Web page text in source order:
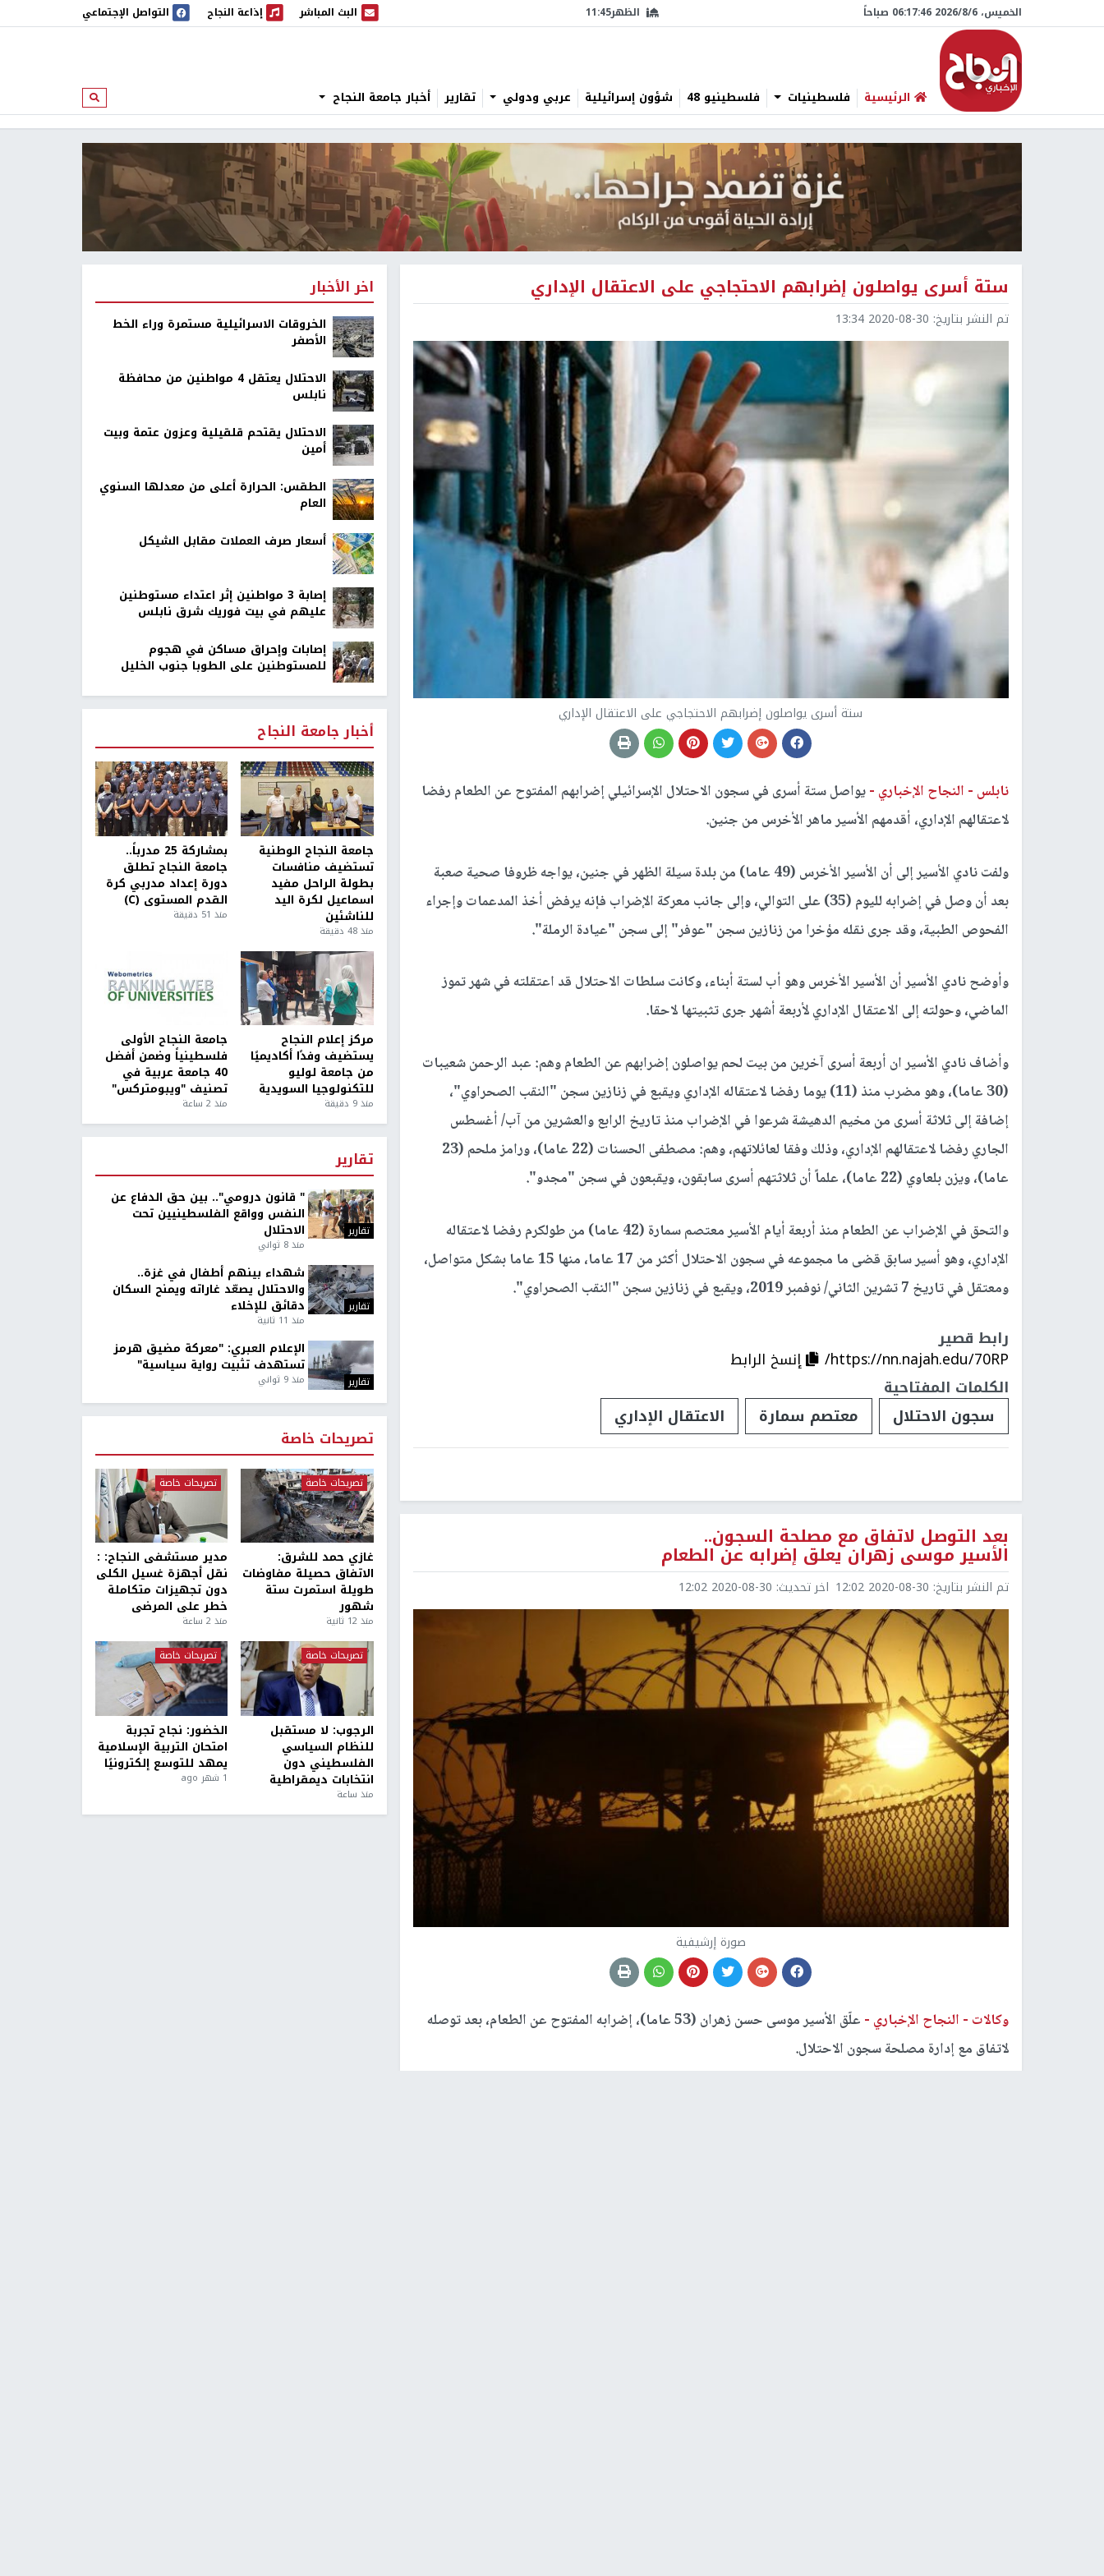
الخميس، 6/‏8/‏2026 06:17:47 صباحاً الظهر11:45 البث المباشر
البث المباشر إذاعة النجاح
إذاعة النجاح التواصل الإجتماعي
الرئيسية فلسطينيات فلسطينيو 48 شؤون إسرائيلية عربي ودولي تقارير أخبار جامعة النجاح ابحث
ستة أسرى يواصلون إضرابهم الاحتجاجي على الاعتقال الإداري
تم النشر بتاريخ: 2020-08-30 13:34
ستة أسرى يواصلون إضرابهم الاحتجاجي على الاعتقال الإداري
نابلس - النجاح الإخباري -يواصل ستة أسرى في سجون الاحتلال الإسرائيلي إضرابهم المفتوح عن الطعام رفضا
لاعتقالهم الإداري، أقدمهم الأسير ماهر الأخرس من جنين.
ولفت نادي الأسير إلى أن الأسير الأخرس (49 عاما) من بلدة سيلة الظهر في جنين، يواجه ظروفا صحية صعبة
بعد أن وصل في إضرابه لليوم (35) على التوالي، وإلى جانب معركة الإضراب فإنه يرفض أخذ المدعمات وإجراء
الفحوص الطبية، وقد جرى نقله مؤخرا من زنازين سجن "عوفر" إلى سجن "عيادة الرملة".
وأوضح نادي الأسير أن الأسير الأخرس وهو أب لستة أبناء، وكانت سلطات الاحتلال قد اعتقلته في شهر تموز
الماضي، وحولته إلى الاعتقال الإداري لأربعة أشهر جرى تثبيتها لاحقا.
وأضاف نادي الأسير ان أربعة أسرى آخرين من بيت لحم يواصلون إضرابهم عن الطعام وهم: عبد الرحمن شعيبات
(30 عاما)، وهو مضرب منذ (11) يوما رفضا لاعتقاله الإداري ويقبع في زنازين سجن "النقب الصحراوي"،
إضافة إلى ثلاثة أسرى من مخيم الدهيشة شرعوا في الإضراب منذ تاريخ الرابع والعشرين من آب/ أغسطس
الجاري رفضا لاعتقالهم الإداري، وذلك وفقا لعائلاتهم، وهم: مصطفى الحسنات (22 عاما)، ورامز ملحم (23
عاما)، ويزن بلعاوي (22 عاما)، علماً أن ثلاثتهم أسرى سابقون، ويقبعون في سجن "مجدو".
والتحق في الإضراب عن الطعام منذ أربعة أيام الأسير معتصم سمارة (42 عاما) من طولكرم رفضا لاعتقاله
الإداري، وهو أسير سابق قضى ما مجموعه في سجون الاحتلال أكثر من 17 عاما، منها 15 عاما بشكل متواصل،
ومعتقل في تاريخ 7 تشرين الثاني/ نوفمبر 2019، ويقبع في زنازين سجن "النقب الصحراوي".
رابط قصير
https://nn.najah.edu/70RP/
إنسخ الرابط
الكلمات المفتاحية
سجون الاحتلال
معتصم سمارة الاعتقال الإداري
بعد التوصل لاتفاق مع مصلحة السجون..
الأسير موسى زهران يعلق إضرابه عن الطعام
تم النشر بتاريخ: 2020-08-30 12:02 اخر تحديث: 2020-08-30 12:02
صورة إرشيفية
وكالات - النجاح الإخباري -
علّق الأسير موسى حسن زهران (53 عاما)، إضرابه المفتوح عن الطعام، بعد توصله
لاتفاق مع إدارة مصلحة سجون الاحتلال.
اخر الأخبار
الخروقات الاسرائيلية مستمرة وراء الخط
الأصفر
الاحتلال يعتقل 4 مواطنين من محافظة
نابلس
الاحتلال يقتحم قلقيلية وعزون عتمة وبيت
أمين
الطقس: الحرارة أعلى من معدلها السنوي
العام
أسعار صرف العملات مقابل الشيكل
إصابة 3 مواطنين إثر اعتداء مستوطنين
عليهم في بيت فوريك شرق نابلس
إصابات وإحراق مساكن في هجوم
للمستوطنين على الطوبا جنوب الخليل
أخبار جامعة النجاح
جامعة النجاح الوطنية
تستضيف منافسات
بطولة الراحل مفيد
اسماعيل لكرة اليد
للناشئين
منذ 48 دقيقة
بمشاركة 25 مدرباً..
جامعة النجاح تطلق
دورة إعداد مدربي كرة
القدم المستوى (C)
منذ 51 دقيقة
مركز إعلام النجاح
يستضيف وفدًا أكاديميًا
من جامعة لوليو
للتكنولوجيا السويدية
منذ 9 دقيقة
جامعة النجاح الأولى
فلسطينياً وضمن أفضل
40 جامعة عربية في
تصنيف "ويبومتركس"
منذ 2 ساعة
تقارير
تقارير
" قانون درومي".. بين حق الدفاع عن
النفس وواقع الفلسطينيين تحت
الاحتلال
منذ 8 ثواني
تقارير
شهداء بينهم أطفال في غزة..
والاحتلال يصعّد غاراته ويمنح السكان
دقائق للإخلاء
منذ 11 ثانية
تقارير
الإعلام العبري: "معركة مضيق هرمز
تستهدف تثبيت رواية سياسية"
منذ 9 ثواني
تصريحات خاصة
تصريحات خاصة
غازي حمد للشرق:
الاتفاق حصيلة مفاوضات
طويلة استمرت ستة
شهور
منذ 12 ثانية
تصريحات خاصة
مدير مستشفى النجاح: :
نقل أجهزة غسيل الكلى
دون تجهيزات متكاملة
خطر على المرضى
منذ 2 ساعة
تصريحات خاصة
الرجوب: لا مستقبل
للنظام السياسي
الفلسطيني دون
انتخابات ديمقراطية
منذ ساعة
تصريحات خاصة
الخضور: نجاح تجربة
امتحان التربية الإسلامية
يمهد للتوسع إلكترونيًا
1 شهر ago